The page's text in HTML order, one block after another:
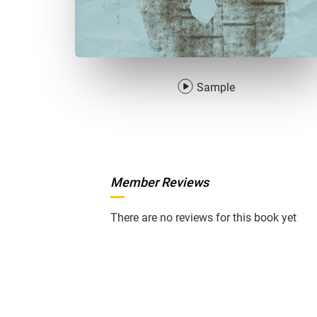
Sample
Member Reviews
There are no reviews for this book yet